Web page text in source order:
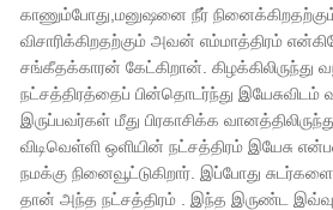
காணும்போது,மனுஷனை நீர்
விசாரிக்கிறதற்கும் அவன் எம்மாத்திரம்
சங்கீதக்காரன் கேட்கிறான். கிழக்கிலிருந்து
நட்சத்திரத்தைப் பின்தொடர்ந்து இயேசுவிடம்
இருப்பவர்கள் மீது பிரகாசிக்க
விடிவெள்ளி ஒளியின் நட்சத்திரம் இயேசு
நமக்கு நினைவூட்டுகிறார். இப்போது
தான் அந்த நட்சத்திரம் . இந்த இருண்ட